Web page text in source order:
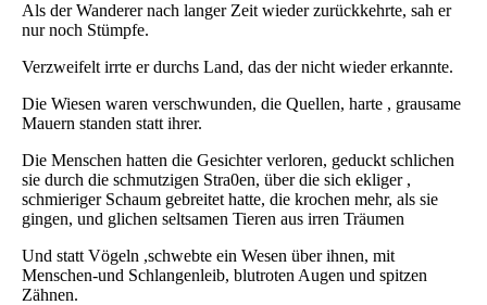
Als der Wanderer nach langer Zeit wieder zurückkehrte, sah er
nur noch Stümpfe.
Verzweifelt irrte er durchs Land, das der nicht wieder erkannte.
Die Wiesen waren verschwunden, die Quellen, harte , grausame
Mauern standen statt ihrer.
Die Menschen hatten die Gesichter verloren, geduckt schlichen
sie durch die schmutzigen Stra0en, über die sich ekliger ,
schmieriger Schaum gebreitet hatte, die krochen mehr, als sie
gingen, und glichen seltsamen Tieren aus irren Träumen
Und statt Vögeln ,schwebte ein Wesen über ihnen, mit
Menschen-und Schlangenleib, blutroten Augen und spitzen
Zähnen.